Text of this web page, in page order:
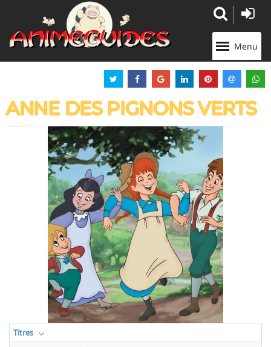
Menu
ANNE DES PIGNONS VERTS
Titres
Panneau de gestion des cookies